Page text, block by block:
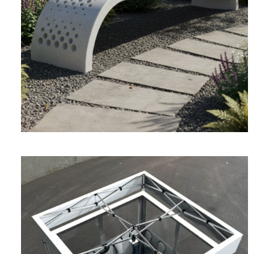
BANQUETTE ET CORBEILLE
“CURVA DOLCE”
UNITÉ D’ISOLEMENT